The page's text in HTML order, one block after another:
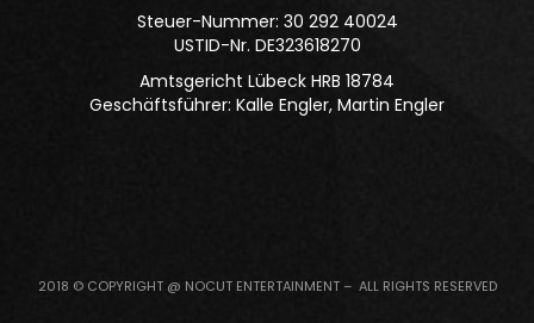
Steuer-Nummer: 30 292 40024
USTID-Nr. DE323618270
Amtsgericht Lübeck HRB 18784
Geschäftsführer: Kalle Engler, Martin Engler
2018 © COPYRIGHT @ NOCUT ENTERTAINMENT – ALL RIGHTS RESERVED